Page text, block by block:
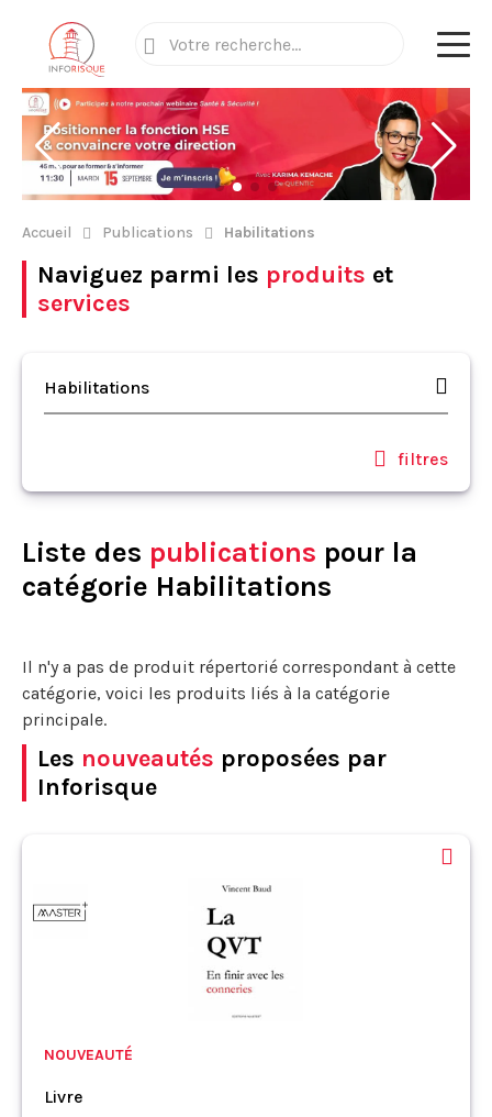
Accueil Publications Habilitations
Naviguez parmi les produits et
services
Habilitations
filtres
Liste des publications pour la
catégorie Habilitations
Il n'y a pas de produit répertorié correspondant à cette
catégorie, voici les produits liés à la catégorie
principale.
Les nouveautés proposées par
Inforisque
NOUVEAUTÉ
Livre